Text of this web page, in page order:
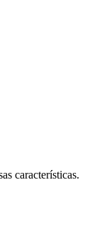
características.